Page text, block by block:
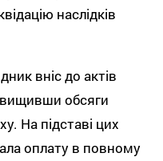
наслідків
вніс до актів
обсяги
На підставі цих
оплату в повному